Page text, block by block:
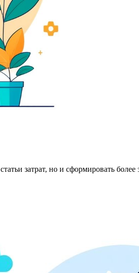
затрат, но и сформировать